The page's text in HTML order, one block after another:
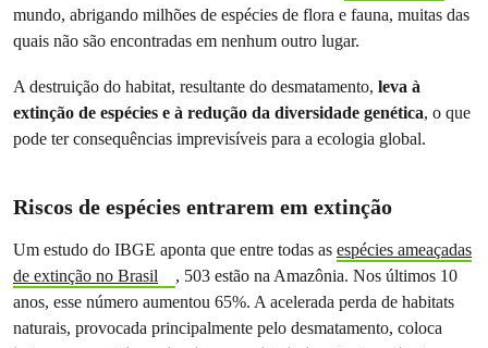
mundo, abrigando milhões de espécies de flora e fauna, muitas das
quais não são encontradas em nenhum outro lugar.
A destruição do habitat, resultante do desmatamento, leva à
extinção de espécies e à redução da diversidade genética, o que
pode ter consequências imprevisíveis para a ecologia global.
Riscos de espécies entrarem em extinção
Um estudo do IBGE aponta que entre todas as espécies ameaçadas
de extinção no Brasil
, 503 estão na Amazônia. Nos últimos 10
anos, esse número aumentou 65%. A acelerada perda de habitats
naturais, provocada principalmente pelo desmatamento, coloca